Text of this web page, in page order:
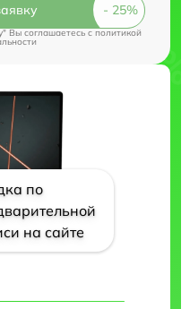
Вы соглашаетесь cполитикой
по
на сайте